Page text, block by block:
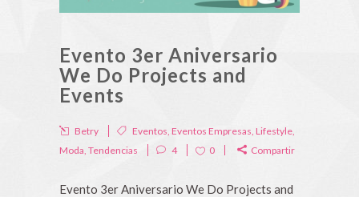
Evento 3er Aniversario
We Do Projects and
Events
Betry Eventos Eventos Empresas Lifestyle
Moda Tendencias 4 0 Compartir
Evento 3er Aniversario We Do Projects and